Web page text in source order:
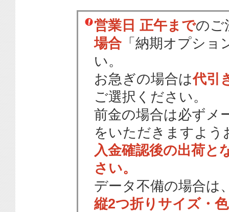
営業日 正午までのご
場合 「納期オプショ
い。
お急ぎの場合は代引
ご選択ください。
前金の場合は必ずメ
をいただきますよう
入金確認後の出荷と
さい。
データ不備の場合は
縦2つ折りサイズ・